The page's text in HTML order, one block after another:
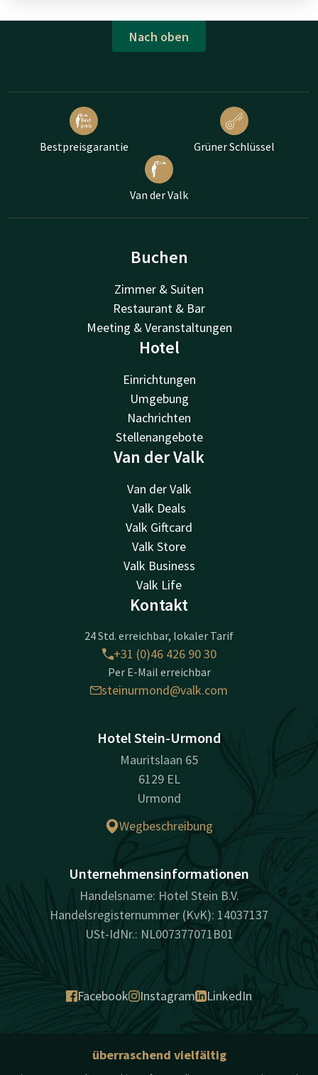
Nach oben
Bestpreisgarantie Grüner Schlüssel
Van der Valk
Buchen
Zimmer & Suiten
Restaurant & Bar
Meeting & Veranstaltungen
Hotel
Einrichtungen
Umgebung
Nachrichten
Stellenangebote
Van der Valk
Van der Valk
Valk Deals
Valk Giftcard
Valk Store
Valk Business
Valk Life
Kontakt
24 Std. erreichbar, lokaler Tarif
+31 (0)46 426 90 30
Per E-Mail erreichbar
steinurmond@valk.com
Hotel Stein-Urmond
Mauritslaan 65
6129 EL
Urmond
Wegbeschreibung
Unternehmensinformationen
Handelsname: Hotel Stein B.V.
Handelsregisternummer (KvK): 14037137
USt-IdNr.: NL007377071B01
Facebook Instagram LinkedIn
überraschend vielfältig